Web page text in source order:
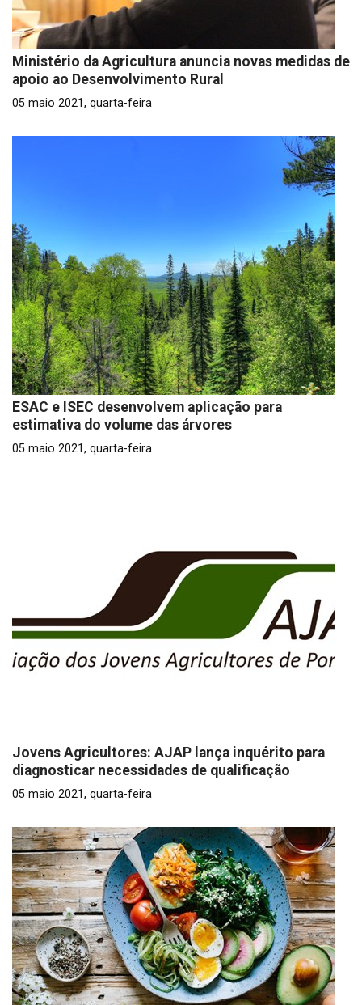
Ministério da Agricultura anuncia novas medidas de
apoio ao Desenvolvimento Rural
05 maio 2021, quarta-feira
ESAC e ISEC desenvolvem aplicação para
estimativa do volume das árvores
05 maio 2021, quarta-feira
Jovens Agricultores: AJAP lança inquérito para
diagnosticar necessidades de qualificação
05 maio 2021, quarta-feira